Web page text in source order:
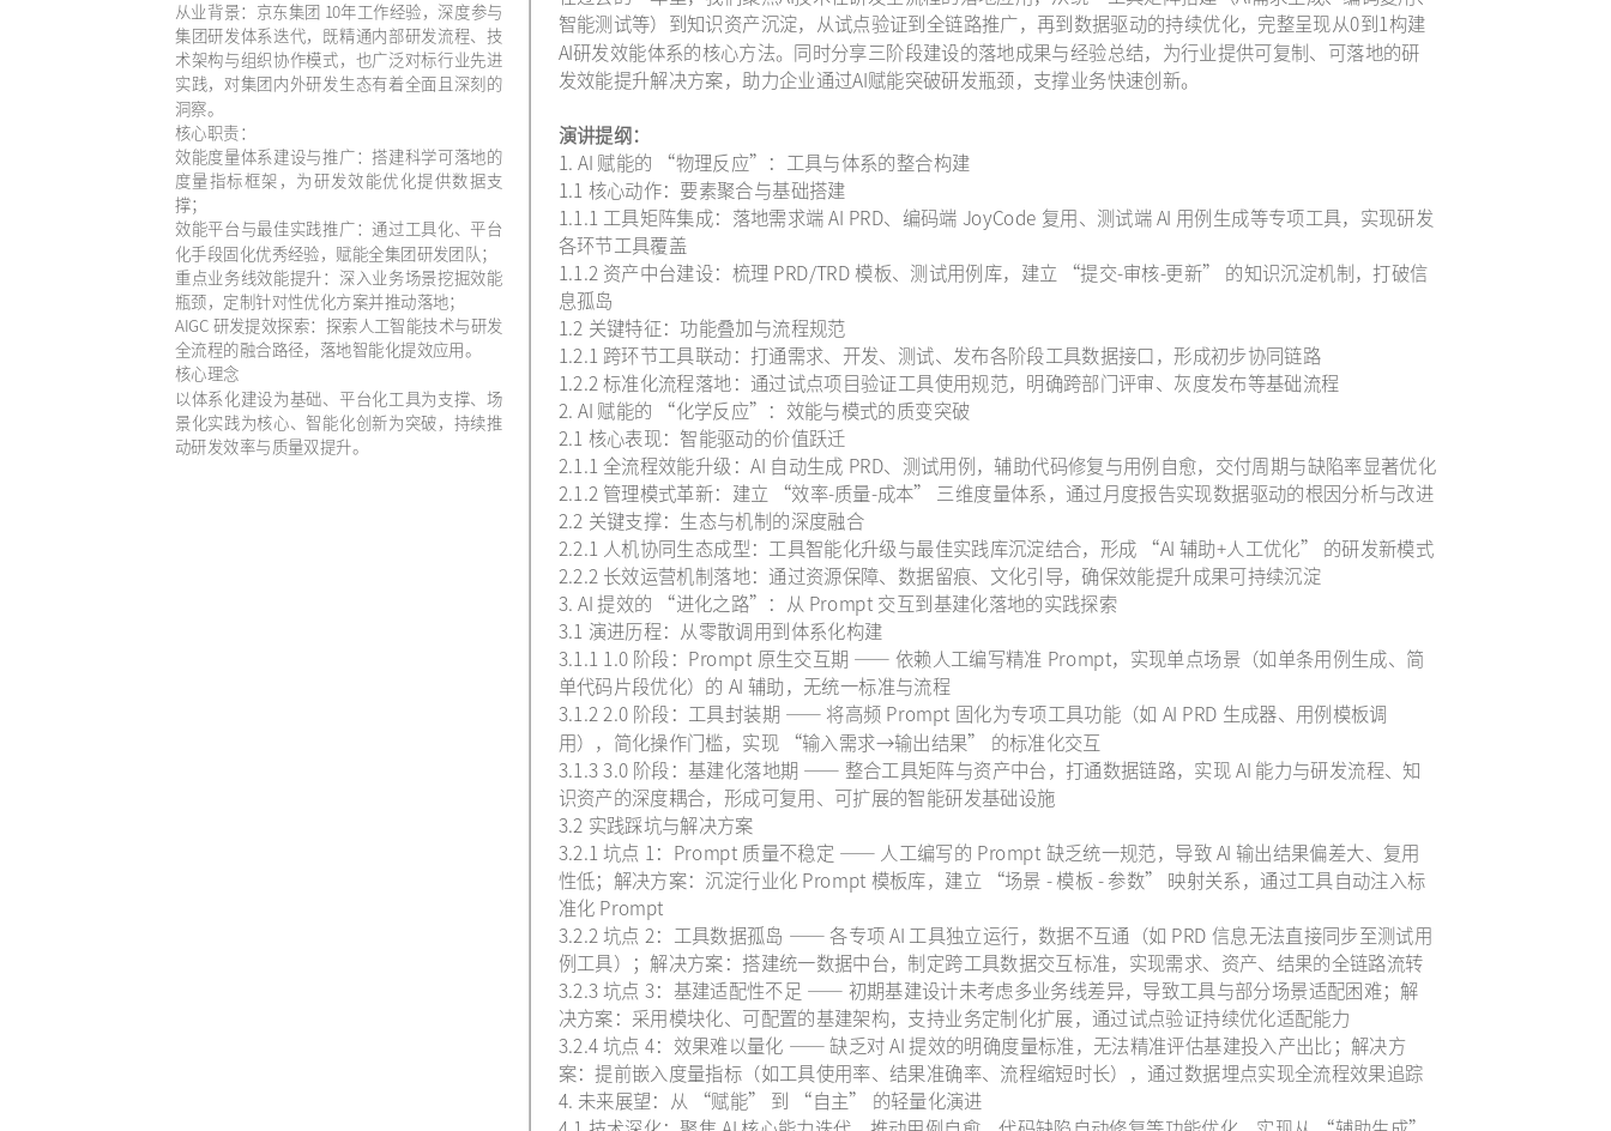
智能测试等）到知识资产沉淀，从试点验证到全链路推广，再到数据驱动的持续优化，完整呈现从0到1构建
AI研发效能体系的核心方法。同时分享三阶段建设的落地成果与经验总结，为行业提供可复制、可落地的研
发效能提升解决方案，助力企业通过AI赋能突破研发瓶颈，支撑业务快速创新。
演讲提纲：
1. AI 赋能的 “物理反应”：工具与体系的整合构建
1.1 核心动作：要素聚合与基础搭建
1.1.1 工具矩阵集成：落地需求端 AI PRD、编码端 JoyCode 复用、测试端 AI 用例生成等专项工具，实现研发
各环节工具覆盖
1.1.2 资产中台建设：梳理 PRD/TRD 模板、测试用例库，建立 “提交-审核-更新” 的知识沉淀机制，打破信
息孤岛
1.2 关键特征：功能叠加与流程规范
1.2.1 跨环节工具联动：打通需求、开发、测试、发布各阶段工具数据接口，形成初步协同链路
1.2.2 标准化流程落地：通过试点项目验证工具使用规范，明确跨部门评审、灰度发布等基础流程
2. AI 赋能的 “化学反应”：效能与模式的质变突破
2.1 核心表现：智能驱动的价值跃迁
2.1.1 全流程效能升级：AI 自动生成 PRD、测试用例，辅助代码修复与用例自愈，交付周期与缺陷率显著优化
2.1.2 管理模式革新：建立 “效率-质量-成本” 三维度量体系，通过月度报告实现数据驱动的根因分析与改进
2.2 关键支撑：生态与机制的深度融合
2.2.1 人机协同生态成型：工具智能化升级与最佳实践库沉淀结合，形成 “AI 辅助+人工优化” 的研发新模式
2.2.2 长效运营机制落地：通过资源保障、数据留痕、文化引导，确保效能提升成果可持续沉淀
3. AI 提效的 “进化之路”：从 Prompt 交互到基建化落地的实践探索
3.1 演进历程：从零散调用到体系化构建
3.1.1 1.0 阶段：Prompt 原生交互期 —— 依赖人工编写精准 Prompt，实现单点场景（如单条用例生成、简
单代码片段优化）的 AI 辅助，无统一标准与流程
3.1.2 2.0 阶段：工具封装期 —— 将高频 Prompt 固化为专项工具功能（如 AI PRD 生成器、用例模板调
用），简化操作门槛，实现 “输入需求→输出结果” 的标准化交互
3.1.3 3.0 阶段：基建化落地期 —— 整合工具矩阵与资产中台，打通数据链路，实现 AI 能力与研发流程、知
识资产的深度耦合，形成可复用、可扩展的智能研发基础设施
3.2 实践踩坑与解决方案
3.2.1 坑点 1：Prompt 质量不稳定 —— 人工编写的 Prompt 缺乏统一规范，导致 AI 输出结果偏差大、复用
性低；解决方案：沉淀行业化 Prompt 模板库，建立 “场景 - 模板 - 参数” 映射关系，通过工具自动注入标
准化 Prompt
3.2.2 坑点 2：工具数据孤岛 —— 各专项 AI 工具独立运行，数据不互通（如 PRD 信息无法直接同步至测试用
例工具）；解决方案：搭建统一数据中台，制定跨工具数据交互标准，实现需求、资产、结果的全链路流转
3.2.3 坑点 3：基建适配性不足 —— 初期基建设计未考虑多业务线差异，导致工具与部分场景适配困难；解
决方案：采用模块化、可配置的基建架构，支持业务定制化扩展，通过试点验证持续优化适配能力
3.2.4 坑点 4：效果难以量化 —— 缺乏对 AI 提效的明确度量标准，无法精准评估基建投入产出比；解决方
案：提前嵌入度量指标（如工具使用率、结果准确率、流程缩短时长），通过数据埋点实现全流程效果追踪
4. 未来展望：从 “赋能” 到 “自主” 的轻量化演进
从业背景：京东集团 10年工作经验，深度参与
集团研发体系迭代，既精通内部研发流程、技
术架构与组织协作模式，也广泛对标行业先进
实践，对集团内外研发生态有着全面且深刻的
洞察。
核心职责：
效能度量体系建设与推广：搭建科学可落地的
度量指标框架，为研发效能优化提供数据支
撑；
效能平台与最佳实践推广：通过工具化、平台
化手段固化优秀经验，赋能全集团研发团队；
重点业务线效能提升：深入业务场景挖掘效能
瓶颈，定制针对性优化方案并推动落地；
AIGC 研发提效探索：探索人工智能技术与研发
全流程的融合路径，落地智能化提效应用。
核心理念
以体系化建设为基础、平台化工具为支撑、场
景化实践为核心、智能化创新为突破，持续推
动研发效率与质量双提升。